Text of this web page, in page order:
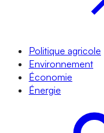
Politique agricole
Environnement
Économie
Énergie